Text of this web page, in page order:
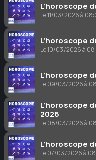
L’horoscope
Le 11/03/2026 à
L’horoscope
Le 10/03/2026 à
L’horoscope
Le 09/03/2026 à
L’horoscope
2026
Le 08/03/2026 à
L’horoscope
Le 07/03/2026 à